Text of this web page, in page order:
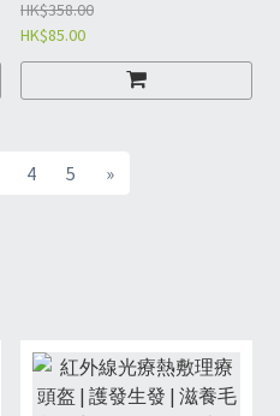
丨康復健身鍛煉丨滑輪訓練
器丨360°旋轉丨膠棉手柄*2
丨訓練拉力繩丨分指手套丨
HK$358.00
HK$85.00
4 5 »